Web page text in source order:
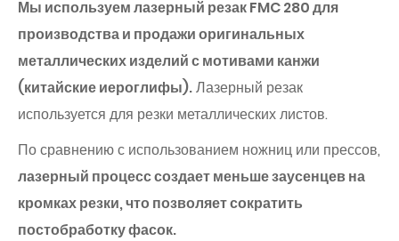
Мы используем лазерный резак FMC 280 для
производства и продажи оригинальных
металлических изделий с мотивами канжи
(китайские иероглифы).Лазерный резак
используется для резки металлических листов.
По сравнению с использованием ножниц или прессов,
лазерный процесс создает меньше заусенцев на
кромках резки, что позволяет сократить
постобработку фасок.